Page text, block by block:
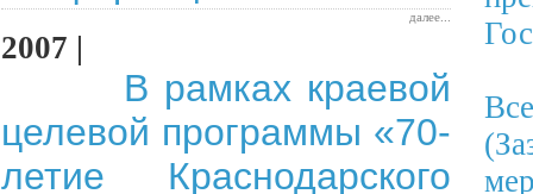
далее...
2007 |
В рамках краевой
целевой программы «70-
летие Краснодарского